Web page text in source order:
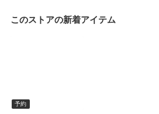
このストアの新着アイテム
予約